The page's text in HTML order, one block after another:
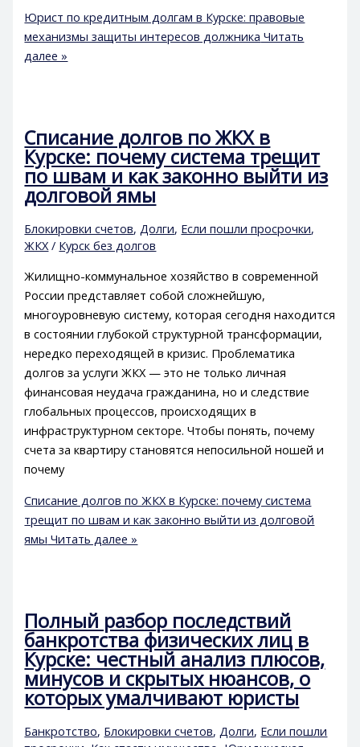
Юрист по кредитным долгам в Курске: правовые
механизмы защиты интересов должника Читать
далее »
Списание долгов по ЖКХ в
Курске: почему система трещит
по швам и как законно выйти из
долговой ямы
Блокировки счетов,Долги, Если пошли просрочки,
ЖКХ/ Курск без долгов
Жилищно-коммунальное хозяйство в современной
России представляет собой сложнейшую,
многоуровневую систему, которая сегодня находится
в состоянии глубокой структурной трансформации,
нередко переходящей в кризис. Проблематика
долгов за услуги ЖКХ — это не только личная
финансовая неудача гражданина, но и следствие
глобальных процессов, происходящих в
инфраструктурном секторе. Чтобы понять, почему
счета за квартиру становятся непосильной ношей и
почему
Списание долгов по ЖКХ в Курске: почему система
трещит по швам и как законно выйти из долговой
ямы Читать далее »
Полный разбор последствий
банкротства физических лиц в
Курске: честный анализ плюсов,
минусов и скрытых нюансов, о
которых умалчивают юристы
Банкротство, Блокировки счетов,Долги, Если пошли